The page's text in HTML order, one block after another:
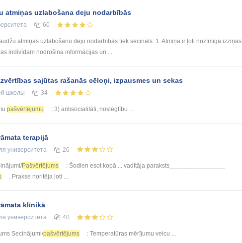
atmiņas uzlabošana deju nodarbībās
60
atmiņas uzlabošanu deju nodarbībās tiek secināts: 1. Atmiņa ir ļoti nozīmīga izziņas
indivīdam nodrošina informācijas un ...
sajūtas rašanās cēloņi, izpausmes un sekas
школы 34
pašvērtējumu ; 3) antisocialitāti, noslēgtību ...
terapijā
университета 26
Pašvērtējums
: Šodien esot kopā ... vadītāja paraksts________________
. Prakse noritēja ļoti ...
klīnikā
университета 40
Secinājumi/pašvērtējums : Temperatūras mērījumu veicu ...